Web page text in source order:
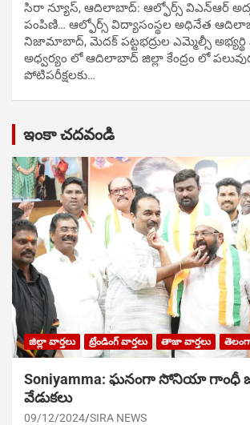
సిరా న్యూస్, ఆదిలాబాద్: ఆల్ఫోర్స్ విఎన్ఆర్
పంపిణి… ఆల్ఫోర్స్ విద్యాసంస్థల అధినేత
నిజామాబాద్, మెదక్ పట్టభద్రుల ఎమ్మెల్సీ అభ్యర్థి
అధ్వర్యం లో ఆదిలాబాద్ జిల్లా కేంద్రం లో
పోటిప‌రీక్ష‌ల‌కు…
ఇంకా చదవండి
జిల్లా వార్తలు ట్రేండింగ్ వార్తలు తాజా వార్తలు
Soniyamma: ఘ‌నంగా సోనియా గాంధీ
వేడుక‌లు
09/12/2024 SIRA NEWS